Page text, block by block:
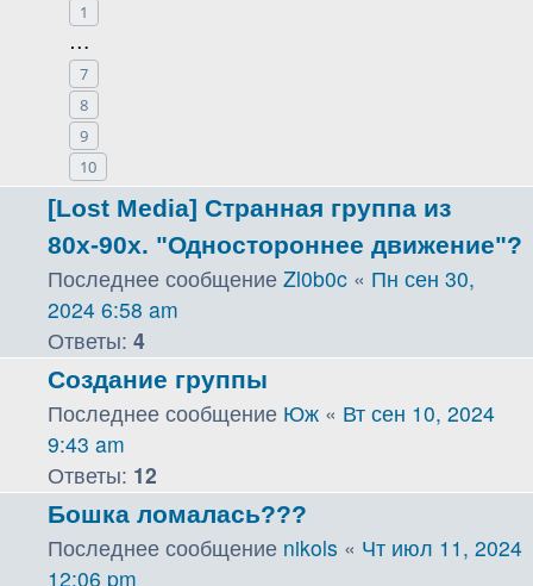
1
…
7
8
9
10
[Lost Media] Странная группа из
80х-90х. "Одностороннее движение"?
Последнее сообщение Zl0b0c « Пн сен 30,
2024 6:58 am
Ответы: 4
Создание группы
Последнее сообщение Юж « Вт сен 10, 2024
9:43 am
Ответы: 12
Бошка ломалась???
Последнее сообщение nikols « Чт июл 11, 2024
12:06 pm